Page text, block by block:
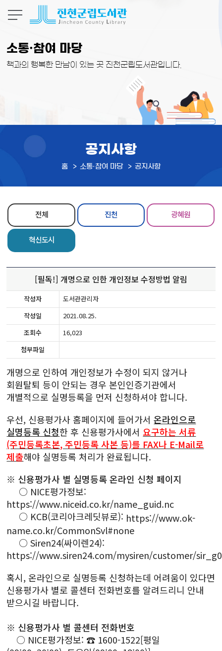
소통·참여 마당
책과의 행복한 만남이 있는 곳 진천군립도서관입니다.
공지사항
홈 소통·참여 마당 공지사항
전체 진천 광혜원
혁신도시
[필독!] 개명으로 인한 개인정보 수정방법 알림
작성자
도서관관리자
작성일
2021.08.25.
조회수
16,023
첨부파일
개명으로 인하여 개인정보가 수정이 되지 않거나
회원탈퇴 등이 안되는 경우 본인인증기관에서
개별적으로 실명등록을 먼저 신청하셔야 합니다.
우선, 신용평가사 홈페이지에 들어가서온라인으로
실명등록 신청한 후 신용평가사에서요구하는 서류
(주민등록초본, 주민등록 사본 등)를 FAX나 E-Mail로
제출해야 실명등록 처리가 완료됩니다.
※ 신용평가사 별 실명등록 온라인 신청 페이지
○ NICE평가정보:
https://www.niceid.co.kr/name_guid.nc
○ KCB(코리아크레딧뷰로): https://www.ok-
name.co.kr/CommonSvl#none
○ Siren24(싸이렌24):
https://www.siren24.com/mysiren/customer/
혹시, 온라인으로 실명등록 신청하는데 어려움이 있다면
신용평가사 별로 콜센터 전화번호를 알려드리니 안내
받으시길 바랍니다.
※ 신용평가사 별 콜센터 전화번호
○ NICE평가정보: ☎ 1600-1522[평일